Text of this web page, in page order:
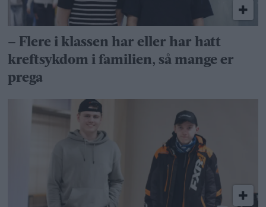
– Flere i klassen har eller har hatt
kreftsykdom i familien, så mange er
prega